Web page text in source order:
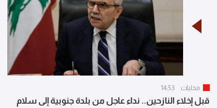
محليات 14:53
قبل إخلاء النازحين.. نداء عاجل من بلدة جنوبية إلى سلام